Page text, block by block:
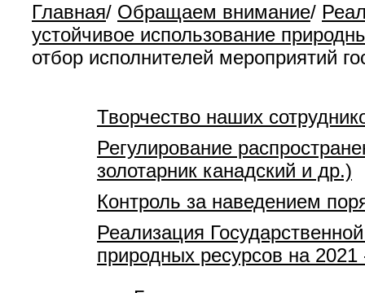
Главная/ Обращаем внимание/
устойчивое использование
отбор исполнителей мероприятий
Творчество наших
Регулирование
золотарник канадский и др.)
Контроль за наведением
Реализация
природных ресурсов на